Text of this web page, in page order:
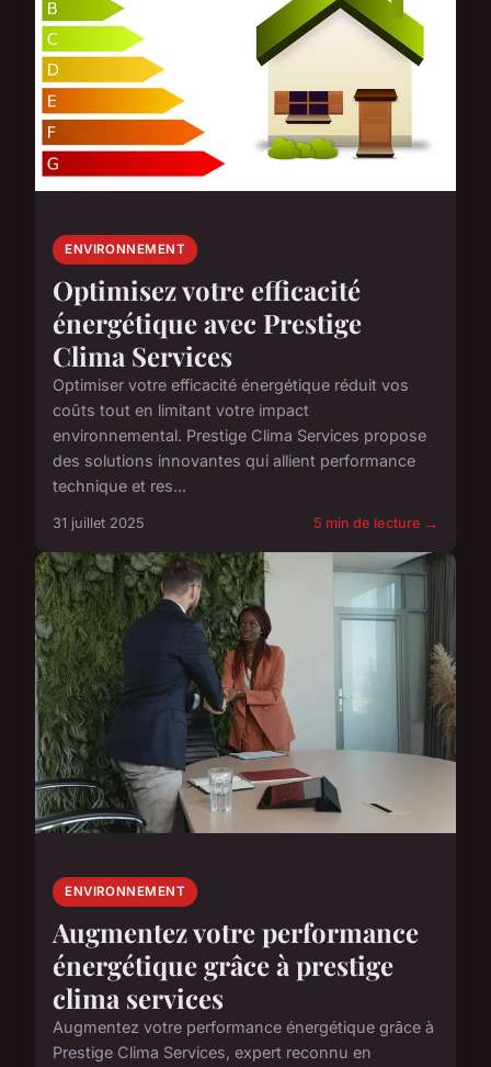
ENVIRONNEMENT
Optimisez votre efficacité
énergétique avec Prestige
Clima Services
Optimiser votre efficacité énergétique réduit vos
coûts tout en limitant votre impact
environnemental. Prestige Clima Services propose
des solutions innovantes qui allient performance
technique et res...
31 juillet 2025 5 min de lecture →
ENVIRONNEMENT
Augmentez votre performance
énergétique grâce à prestige
clima services
Augmentez votre performance énergétique grâce à
Prestige Clima Services, expert reconnu en